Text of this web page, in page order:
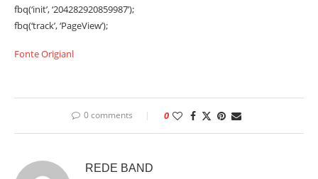
fbq(‘init’, ‘204282920859987’);
fbq(‘track’, ‘PageView’);
Fonte Origianl
0 comments 0
REDE BAND